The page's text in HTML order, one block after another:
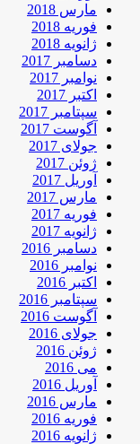
مارس 2018
فوریه 2018
ژانویه 2018
دسامبر 2017
نوامبر 2017
اکتبر 2017
سپتامبر 2017
آگوست 2017
جولای 2017
ژوئن 2017
آوریل 2017
مارس 2017
فوریه 2017
ژانویه 2017
دسامبر 2016
نوامبر 2016
اکتبر 2016
سپتامبر 2016
آگوست 2016
جولای 2016
ژوئن 2016
می 2016
آوریل 2016
مارس 2016
فوریه 2016
ژانویه 2016